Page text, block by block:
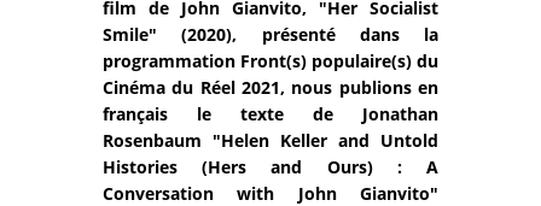
film de John Gianvito, "Her Socialist
Smile" (2020), présenté dans la
programmation Front(s) populaire(s) du
Cinéma du Réel 2021, nous publions en
français le texte de Jonathan
Rosenbaum "Helen Keller and Untold
Histories (Hers and Ours) : A
Conversation with John Gianvito"